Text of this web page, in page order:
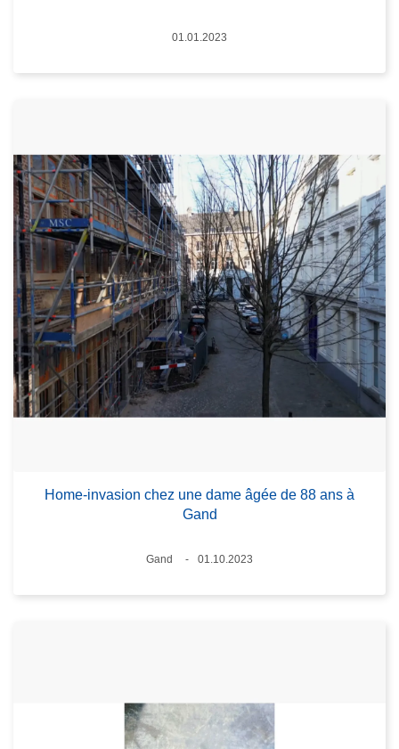
Date
01.01.2023
Home-invasion chez une dame âgée de 88 ans à
Gand
Lieux
Gand
01.10.2023